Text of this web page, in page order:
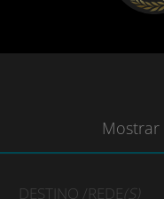
Mostrar
DESTINO /REDE(S)